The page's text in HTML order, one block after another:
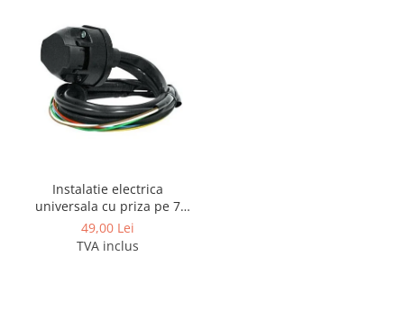
Instalatie electrica
universala cu priza pe 7
pini
49,00 Lei
TVA inclus